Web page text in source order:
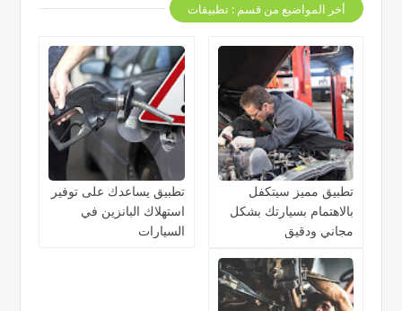
أخر المواضيع من قسم : تطبيقات
تطبيق مميز سيتكفل
بالاهتمام بسيارتك بشكل
مجاني ودقيق
تطبيق يساعدك على توفير
استهلاك البانزين في
السيارات